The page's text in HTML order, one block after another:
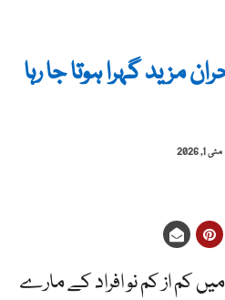
مزید گہرا ہوتا جا رہا
مئی 1, 2026
کم از کم نو افراد کے مارے